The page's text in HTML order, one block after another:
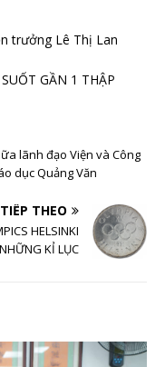
trưởng Lê Thị Lan
GẦN 1 THẬP
lãnh đạo Viện và Công
dục Quảng Văn
TIẾP THEO
HELSINKI
KỈ LỤC